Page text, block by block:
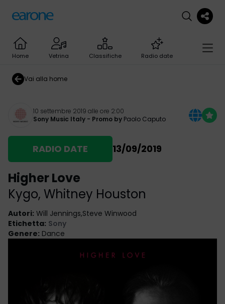
Home Vetrina Classifiche Radio date
Vai alla home
10 settembre 2019 alle ore 2:00
Sony Music Italy - Promo by Paolo Caputo
RADIO DATE 13/09/2019
Higher Love
Kygo, Whitney Houston
Autori: Will Jennings,Steve Winwood
Etichetta: Sony
Genere: Dance